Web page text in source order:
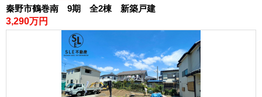
秦野市鶴巻南 9期 全2棟 新築戸建
3,290万円